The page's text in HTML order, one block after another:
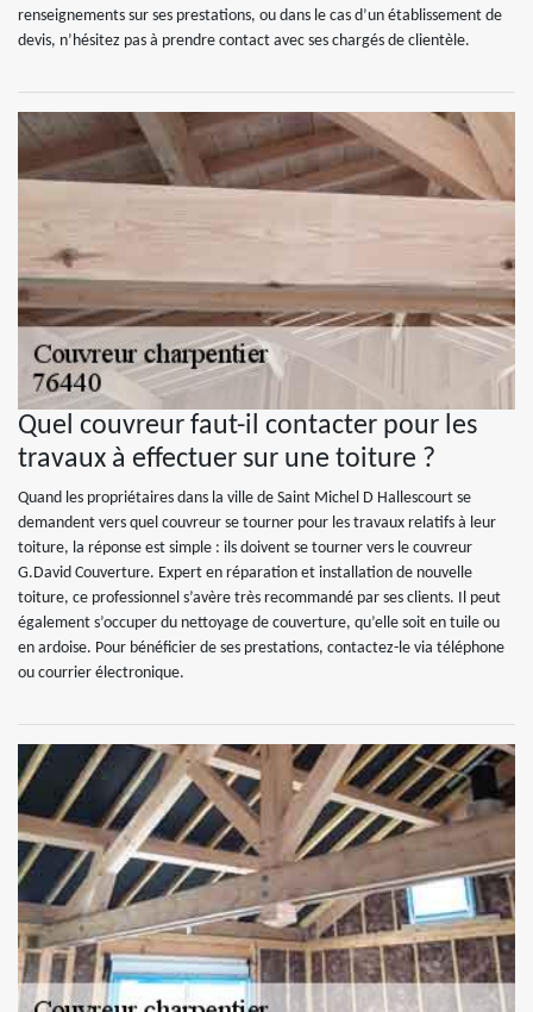
renseignements sur ses prestations, ou dans le cas d’un établissement de
devis, n’hésitez pas à prendre contact avec ses chargés de clientèle.
Quel couvreur faut-il contacter pour les
travaux à effectuer sur une toiture ?
Quand les propriétaires dans la ville de Saint Michel D Hallescourt se
demandent vers quel couvreur se tourner pour les travaux relatifs à leur
toiture, la réponse est simple : ils doivent se tourner vers le couvreur
G.David Couverture. Expert en réparation et installation de nouvelle
toiture, ce professionnel s’avère très recommandé par ses clients. Il peut
également s’occuper du nettoyage de couverture, qu’elle soit en tuile ou
en ardoise. Pour bénéficier de ses prestations, contactez-le via téléphone
ou courrier électronique.